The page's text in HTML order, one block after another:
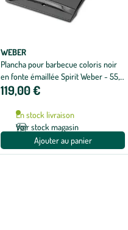
WEBER
Plancha pour barbecue coloris noir
en fonte émaillée Spirit Weber - 55,5
x 13 x 41,5 cm
119,00 €
En stock livraison
Voir stock magasin
Ajouter au panier